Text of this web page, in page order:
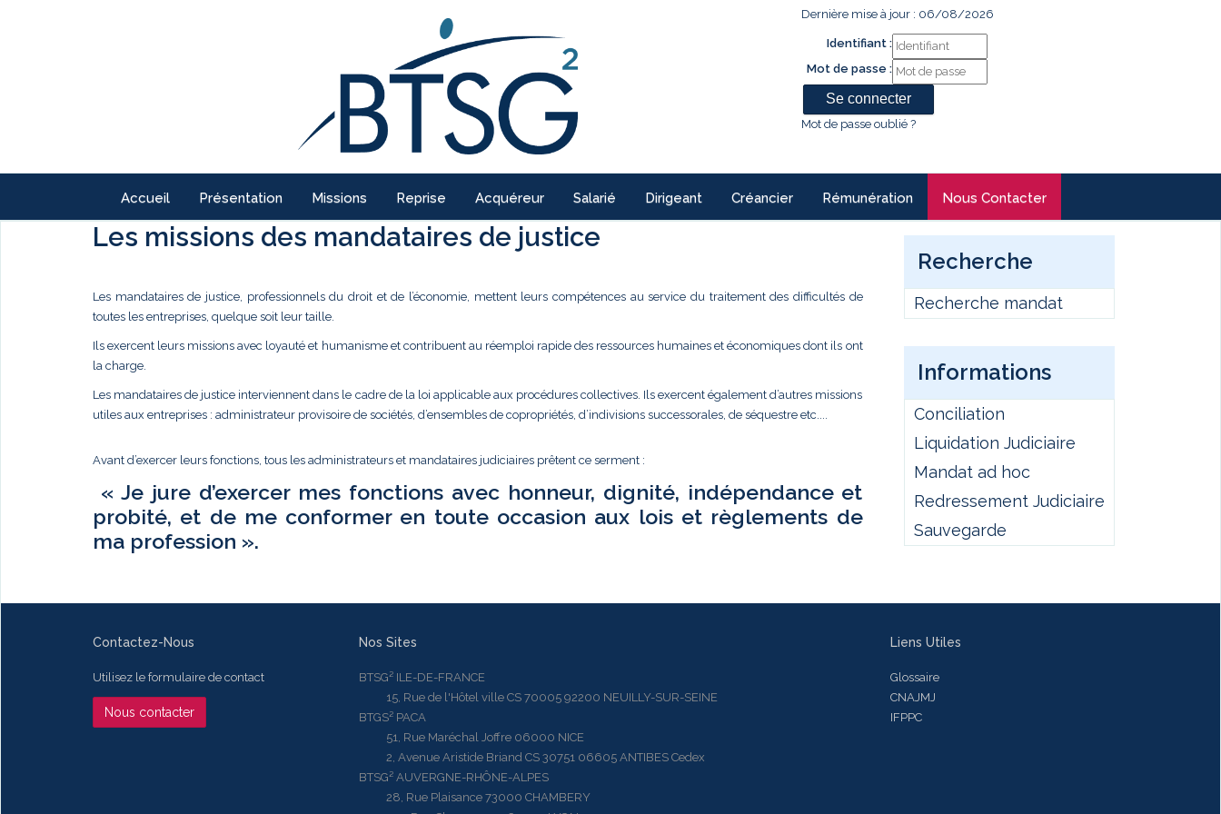
Dernière mise à jour : 06/08/2026
Identifiant :
Mot de passe :
Mot de passe oublié ?
Accueil Présentation Missions Reprise Acquéreur Salarié Dirigeant Créancier Rémunération Nous Contacter
Les missions des mandataires de justice
Les mandataires de justice, professionnels du droit et de l’économie, mettent leurs compétences au service du traitement des difficultés de
toutes les entreprises, quelque soit leur taille.
Ils exercent leurs missions avec loyauté et humanisme et contribuent au réemploi rapide des ressources humaines et économiques dont ils ont
la charge.
Les mandataires de justice interviennent dans le cadre de la loi applicable aux procédures collectives. Ils exercent également d’autres missions
utiles aux entreprises : administrateur provisoire de sociétés, d’ensembles de copropriétés, d’indivisions successorales, de séquestre etc....
Avant d’exercer leurs fonctions, tous les administrateurs et mandataires judiciaires prêtent ce serment :
« Je jure d’exercer mes fonctions avec honneur, dignité, indépendance et
probité, et de me conformer en toute occasion aux lois et règlements de
ma profession ».
Recherche
Recherche mandat
Informations
Conciliation
Liquidation Judiciaire
Mandat ad hoc
Redressement Judiciaire
Sauvegarde
Contactez-Nous
Utilisez le formulaire de contact
Nous contacter
Nos Sites
BTSG² ILE-DE-FRANCE
15, Rue de l'Hôtel ville CS 70005 92200 NEUILLY-SUR-SEINE
BTGS² PACA
51, Rue Maréchal Joffre 06000 NICE
2, Avenue Aristide Briand CS 30751 06605 ANTIBES Cedex
BTSG² AUVERGNE-RHÔNE-ALPES
28, Rue Plaisance 73000 CHAMBERY
Liens Utiles
Glossaire
CNAJMJ
IFPPC